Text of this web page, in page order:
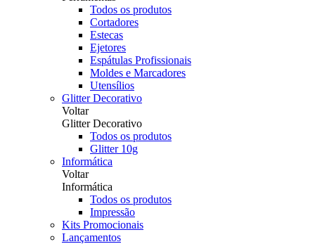
Todos os produtos
Cortadores
Estecas
Ejetores
Espátulas Profissionais
Moldes e Marcadores
Utensílios
Glitter Decorativo
Voltar
Glitter Decorativo
Todos os produtos
Glitter 10g
Informática
Voltar
Informática
Todos os produtos
Impressão
Kits Promocionais
Lançamentos